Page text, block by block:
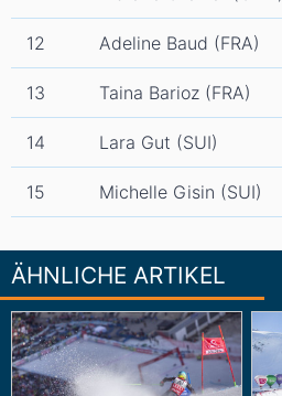
12 Adeline Baud (FRA)
13 Taina Barioz (FRA)
14 Lara Gut (SUI)
15 Michelle Gisin (SUI)
ÄHNLICHE ARTIKEL